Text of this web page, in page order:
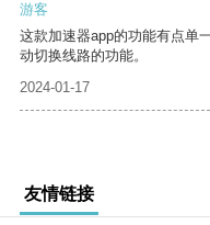
游客
这款加速器app的功能有点单
动切换线路的功能。
2024-01-17
友情链接